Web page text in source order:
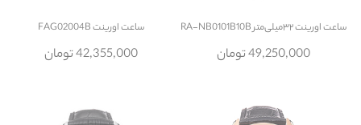
ساعتاورینت ۳۲میلی‌متر RA-NB0101B10B
49,250,000 تومان
ساعتاورینت FAG02004B
42,355,000 تومان